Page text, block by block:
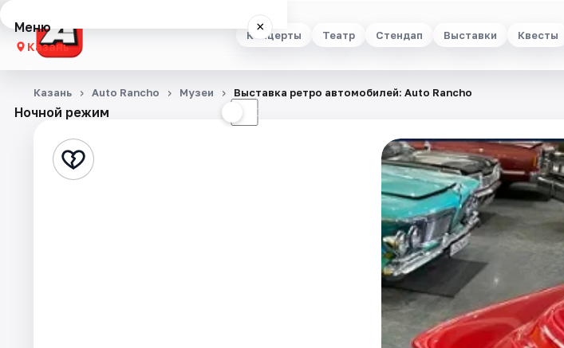
Концерты Театр Стендап Выставки Квесты
Меню ×
Казань
Концерты
Стендап
Ночной режим ☾
Казань Auto Rancho Музеи Выставка ретро автомобилей: Auto Rancho